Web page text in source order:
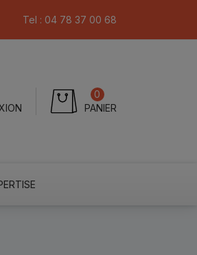
Tel : 04 78 37 00 68
PANIER
0